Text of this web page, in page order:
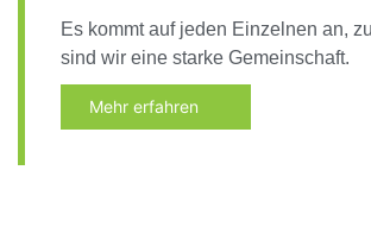
Es kommt auf jeden Einzelnen an,
sind wir eine starke Gemeinschaft.
Mehr erfahren